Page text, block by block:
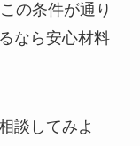
の条件が通り
なら安心材料
談してみよ